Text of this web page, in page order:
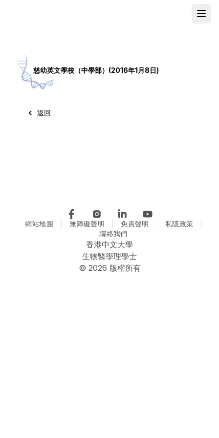
慈幼英文學校（中學部）(2016年1月8日)
返回
CUHK Biomedical Sciences @ Facebook
CUHK Biomedical Sciences @
CUHK Biomedical
CUHK Biomedical
網站地圖 無障礙聲明 免責聲明
私隱政策
聯絡我們
© 2026 版權所有
生物醫學理學士
香港中文大學